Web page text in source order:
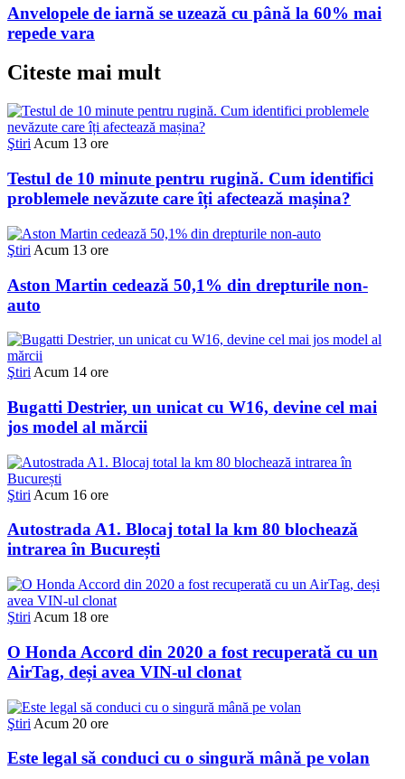
Anvelopele de iarnă se uzează cu până la 60% mai
repede vara
Citeste mai mult
Ştiri Acum 13 ore
Testul de 10 minute pentru rugină. Cum identifici
problemele nevăzute care îți afectează mașina?
Ştiri Acum 13 ore
Aston Martin cedează 50,1% din drepturile non-
auto
Ştiri Acum 14 ore
Bugatti Destrier, un unicat cu W16, devine cel mai
jos model al mărcii
Ştiri Acum 16 ore
Autostrada A1. Blocaj total la km 80 blochează
intrarea în București
Ştiri Acum 18 ore
O Honda Accord din 2020 a fost recuperată cu un
AirTag, deși avea VIN-ul clonat
Ştiri Acum 20 ore
Este legal să conduci cu o singură mână pe volan